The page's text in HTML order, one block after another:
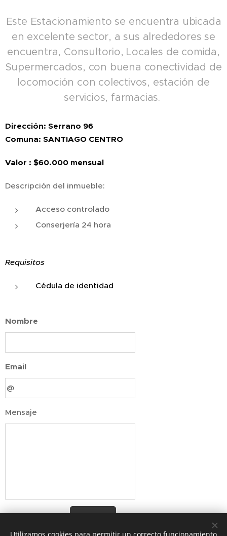
Este Estacionamiento se encuentra ubicada
en excelente sector, a sus alrededores se
encuentra, Consultorio, Locales de comida,
Supermercados, con buena conectividad de
locomoción con colectivos, estación de
servicios, farmacias.
Dirección: Serrano 96
Comuna: SANTIAGO CENTRO
Valor : $60.000 mensual
Descripción del inmueble:
Acceso controlado
Conserjería 24 hora
Requisitos
Cédula de identidad
Nombre
Email
Mensaje